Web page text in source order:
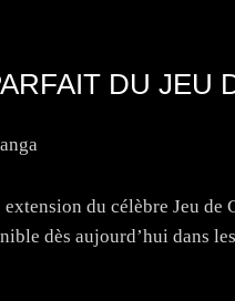
DU JEU
du célèbre Jeu de
dès aujourd’hui dans